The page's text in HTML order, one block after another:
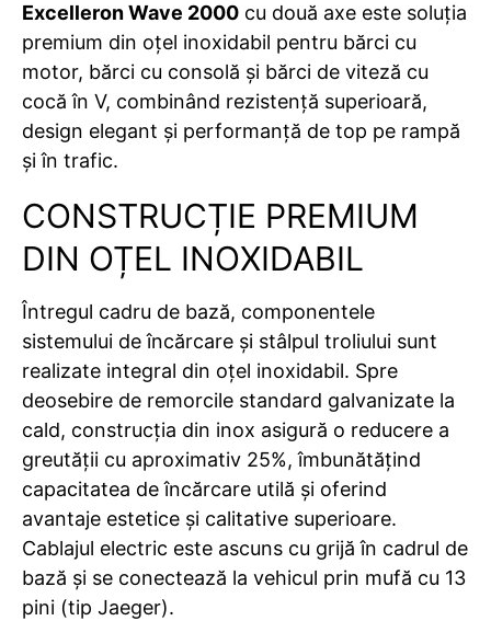
Excelleron Wave 2000 cu două axe este soluția
premium din oțel inoxidabil pentru bărci cu
motor, bărci cu consolă și bărci de viteză cu
cocă în V, combinând rezistență superioară,
design elegant și performanță de top pe rampă
și în trafic.
CONSTRUCȚIE PREMIUM
DIN OȚEL INOXIDABIL
Întregul cadru de bază, componentele
sistemului de încărcare și stâlpul troliului sunt
realizate integral din oțel inoxidabil. Spre
deosebire de remorcile standard galvanizate la
cald, construcția din inox asigură o reducere a
greutății cu aproximativ 25%, îmbunătățind
capacitatea de încărcare utilă și oferind
avantaje estetice și calitative superioare.
Cablajul electric este ascuns cu grijă în cadrul de
bază și se conectează la vehicul prin mufă cu 13
pini (tip Jaeger).